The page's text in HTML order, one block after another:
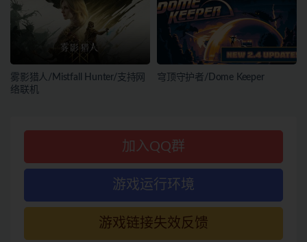
雾影猎人/Mistfall Hunter/支持网
络联机
穹顶守护者/Dome Keeper
加入QQ群
游戏运行环境
游戏链接失效反馈